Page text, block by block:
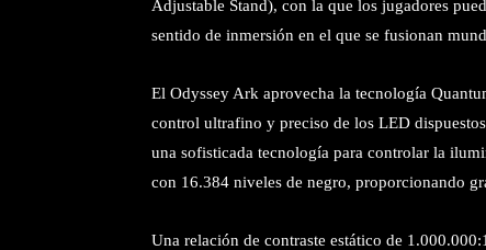
Adjustable Stand), con la que los jugadores
sentido de inmersión en el que se fusionan
El Odyssey Ark aprovecha la tecnología
control ultrafino y preciso de los LED
una sofisticada tecnología para controlar la
con 16.384 niveles de negro, proporcionando
Una relación de contraste estático de